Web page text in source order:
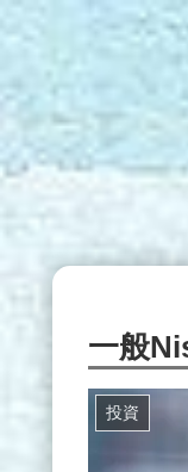
一般
投資